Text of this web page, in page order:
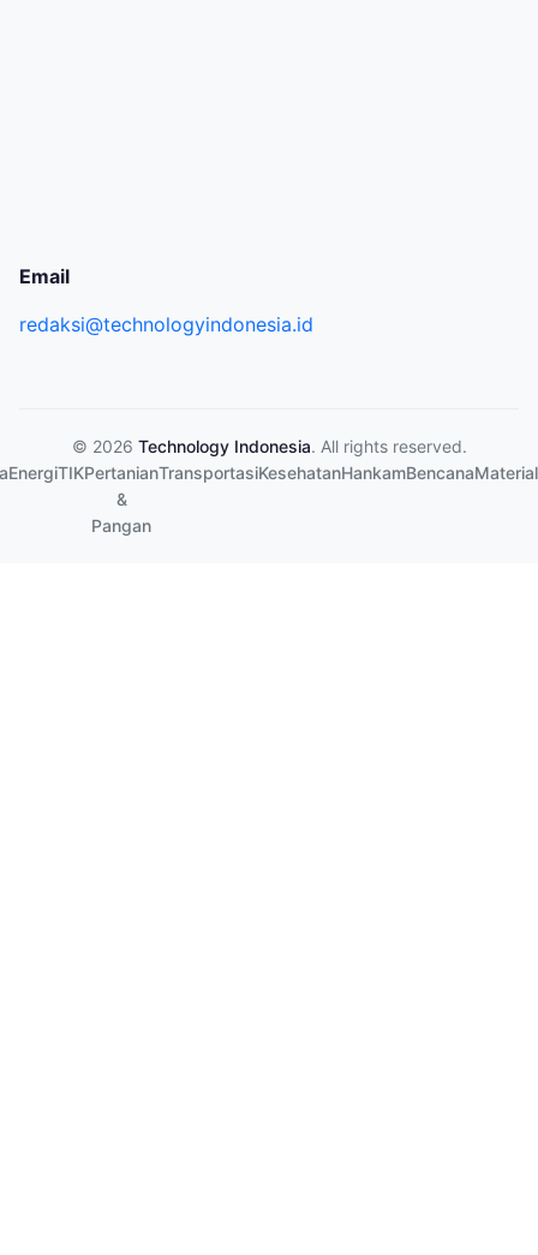
Email
redaksi@technologyindonesia.id
© 2026 Technology Indonesia. All rights reserved.
EnergiTIKPertanian
&
Pangan
TransportasiKesehatanHankamBencanaMaterial